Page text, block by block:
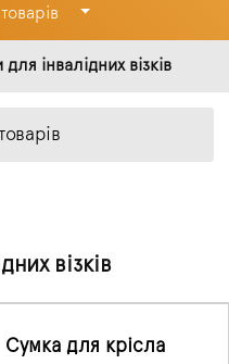
інвалідних візків
візків
Сумка для крісла